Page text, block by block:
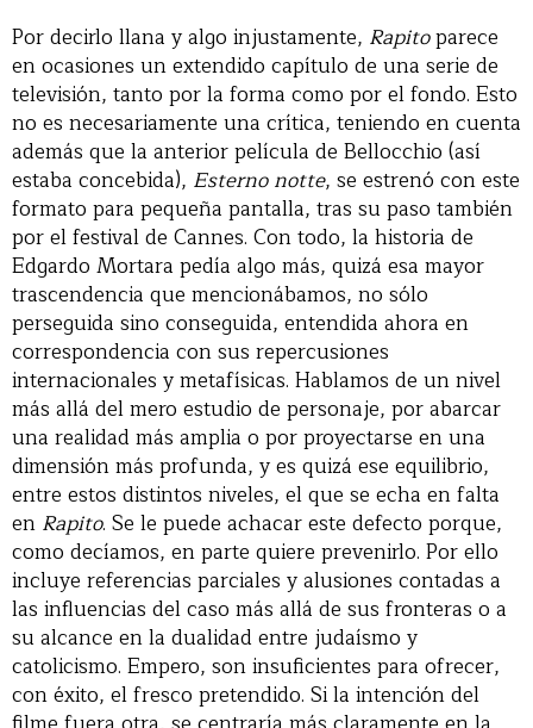
Por decirlo llana y algo injustamente, Rapitoparece
en ocasiones un extendido capítulo de una serie de
televisión, tanto por la forma como por el fondo. Esto
no es necesariamente una crítica, teniendo en cuenta
además que la anterior película de Bellocchio (así
estaba concebida), Esterno notte, se estrenó con este
formato para pequeña pantalla, tras su paso también
por el festival de Cannes. Con todo, la historia de
Edgardo Mortara pedía algo más, quizá esa mayor
trascendencia que mencionábamos, no sólo
perseguida sino conseguida, entendida ahora en
correspondencia con sus repercusiones
internacionales y metafísicas. Hablamos de un nivel
más allá del mero estudio de personaje, por abarcar
una realidad más amplia o por proyectarse en una
dimensión más profunda, y es quizá ese equilibrio,
entre estos distintos niveles, el que se echa en falta
en Rapito. Se le puede achacar este defecto porque,
como decíamos, en parte quiere prevenirlo. Por ello
incluye referencias parciales y alusiones contadas a
las influencias del caso más allá de sus fronteras o a
su alcance en la dualidad entre judaísmo y
catolicismo. Empero, son insuficientes para ofrecer,
con éxito, el fresco pretendido. Si la intención del